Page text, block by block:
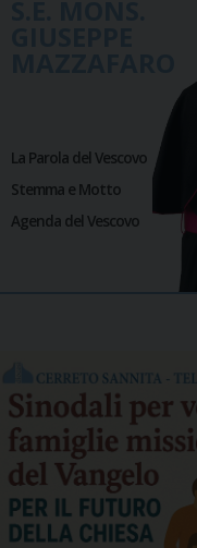
La Parola del Vescovo
Stemma e Motto
Agenda del Vescovo